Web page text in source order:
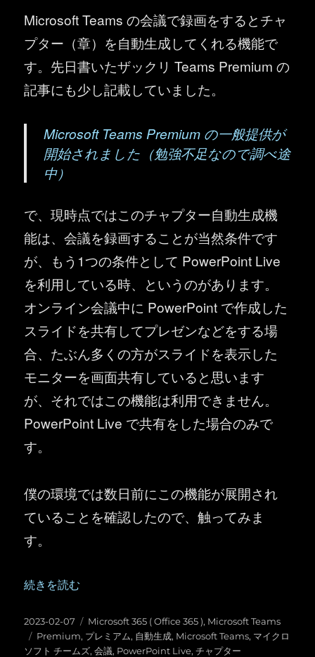
Microsoft Teams の会議で録画をするとチャ
プター（章）を自動生成してくれる機能で
す。先日書いたザックリ Teams Premium の
記事にも少し記載していました。
Microsoft Teams Premium の一般提供が
開始されました（勉強不足なので調べ途
中）
で、現時点ではこのチャプター自動生成機
能は、会議を録画することが当然条件です
が、もう1つの条件として PowerPoint Live
を利用している時、というのがあります。
オンライン会議中に PowerPoint で作成した
スライドを共有してプレゼンなどをする場
合、たぶん多くの方がスライドを表示した
モニターを画面共有していると思います
が、それではこの機能は利用できません。
PowerPoint Live で共有をした場合のみで
す。
僕の環境では数日前にこの機能が展開され
ていることを確認したので、触ってみま
す。
“Microsoft Teams ：会議の録画から PowerPoint Live の
続きを読む
投
稿
日:
2023-02-07
カ
テ
ゴ
Microsoft 365 ( Office 365 ), Microsoft Teams
タ
グ
Premium, プレミアム, 自動生成, Microsoft Teams, マイクロ
ソフト チームズ,会議, PowerPoint Live,チャプター